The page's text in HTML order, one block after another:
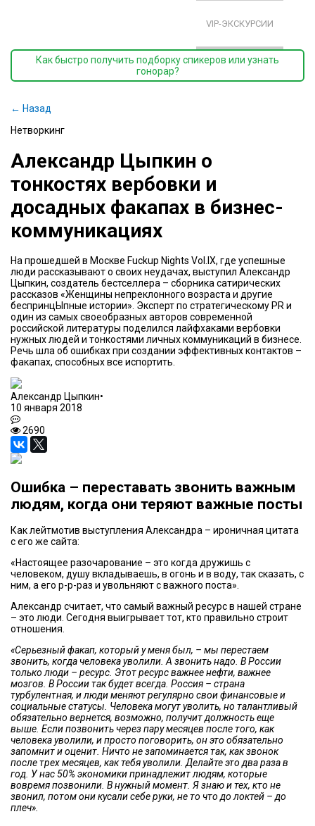
VIP-ЭКСКУРСИИ
Как быстро получить подборку спикеров или узнать
гонорар?
← Назад
Нетворкинг
Александр Цыпкин о
тонкостях вербовки и
досадных факапах в бизнес-
коммуникациях
На прошедшей в Москве Fuckup Nights Vol.IX, где успешные
люди рассказывают о своих неудачах, выступил Александр
Цыпкин, создатель бестселлера – сборника сатирических
рассказов «Женщины непреклонного возраста и другие
беспринцЫпные истории». Эксперт по стратегическому PR и
один из самых своеобразных авторов современной
российской литературы поделился лайфхаками вербовки
нужных людей и тонкостями личных коммуникаций в бизнесе.
Речь шла об ошибках при создании эффективных контактов –
факапах, способных все испортить.
Александр Цыпкин•
10 января 2018
2690
Ошибка – переставать звонить важным
людям, когда они теряют важные посты
Как лейтмотив выступления Александра – ироничная цитата
с его же сайта:
«Настоящее разочарование – это когда дружишь с
человеком, душу вкладываешь, в огонь и в воду, так сказать, с
ним, а его р-р-раз и увольняют с важного поста».
Александр считает, что самый важный ресурс в нашей стране
– это люди. Сегодня выигрывает тот, кто правильно строит
отношения.
«Серьезный факап, который у меня был, – мы перестаем
звонить, когда человека уволили. А звонить надо. В России
только люди – ресурс. Этот ресурс важнее нефти, важнее
мозгов. В России так будет всегда. Россия – страна
турбулентная, и люди меняют регулярно свои финансовые и
социальные статусы. Человека могут уволить, но талантливый
обязательно вернется, возможно, получит должность еще
выше. Если позвонить через пару месяцев после того, как
человека уволили, и просто поговорить, он это обязательно
запомнит и оценит. Ничто не запоминается так, как звонок
после трех месяцев, как тебя уволили. Делайте это два раза в
год. У нас 50% экономики принадлежит людям, которые
вовремя позвонили. В нужный момент. Я знаю и тех, кто не
звонил, потом они кусали себе руки, не то что до локтей – до
плеч».